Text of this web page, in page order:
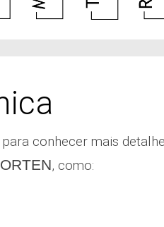
conhecer mais
, como: